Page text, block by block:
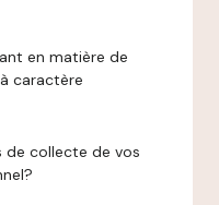
en matière de
caractère
de collecte de vos